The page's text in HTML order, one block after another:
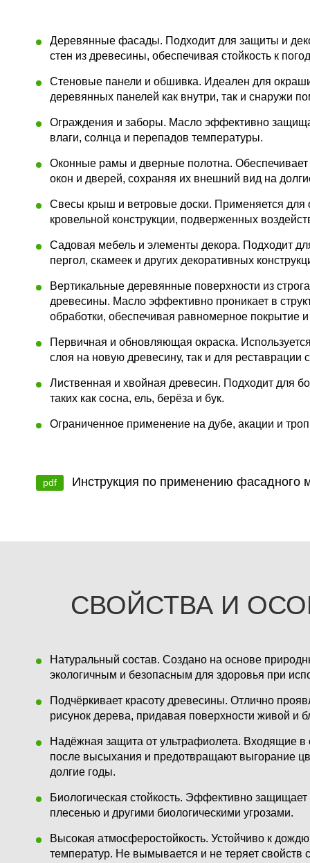
Деревянные фасады. Подходит для защиты и
стен из древесины, обеспечивая стойкость к
Стеновые панели и обшивка. Идеален для
деревянных панелей как внутри, так и снаружи
Ограждения и заборы. Масло эффективно
влаги, солнца и перепадов температуры.
Оконные рамы и дверные полотна.
окон и дверей, сохраняя их внешний вид на
Свесы крыш и ветровые доски. Применяется для
кровельной конструкции, подверженных
Садовая мебель и элементы декора. Подходит
пергол, скамеек и других декоративных
Вертикальные деревянные поверхности из
древесины. Масло эффективно проникает в
обработки, обеспечивая равномерное покрытие и
Первичная и обновляющая окраска.
слоя на новую древесину, так и для реставрации
Лиственная и хвойная древесин. Подходит для
таких как сосна, ель, берёза и бук.
Ограниченное применение на дубе, акации и
pdf Инструкция по применению фасадного
СВОЙСТВА И
Натуральный состав. Создано на основе
экологичным и безопасным для здоровья при
Подчёркивает красоту древесины. Отлично
рисунок дерева, придавая поверхности живой и
Надёжная защита от ультрафиолета. Входящие в
после высыхания и предотвращают выгорание
долгие годы.
Биологическая стойкость. Эффективно защищает
плесенью и другими биологическими угрозами.
Высокая атмосферостойкость. Устойчиво к
температур. Не вымывается и не теряет свойств